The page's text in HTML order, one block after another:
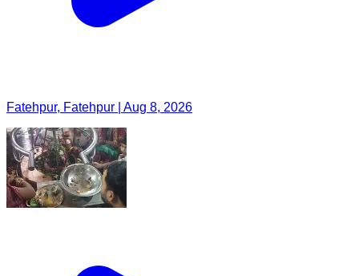
Fatehpur, Fatehpur | Aug 8, 2026